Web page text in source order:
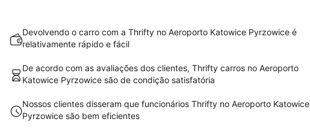
Devolvendo o carro com a Thrifty no Aeroporto Katowice Pyrzowice é
relativamente rápido e fácil
De acordo com as avaliações dos clientes, Thrifty carros no Aeroporto
Katowice Pyrzowice são de condição satisfatória
Nossos clientes disseram que funcionários Thrifty no Aeroporto Katowice
Pyrzowice são bem eficientes